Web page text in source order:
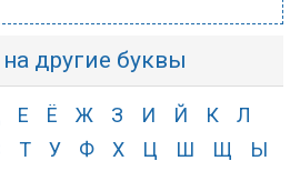
другие буквы
Е Ё Ж З И Й К
Л
Т У Ф Х Ц Ш Щ
Ы